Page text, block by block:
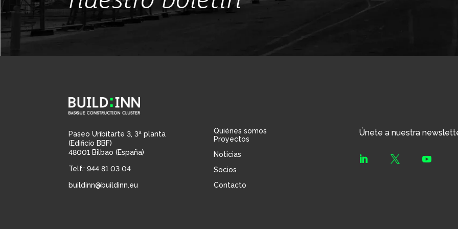
Paseo Uribitarte 3, 3ª planta
(Edificio BBF)
48001 Bilbao (España)
Telf.: 944 81 03 04
buildinn@buildinn.eu
Quiénes somos
Proyectos
Noticias
Socios
Contacto
Únete a nuestra
  